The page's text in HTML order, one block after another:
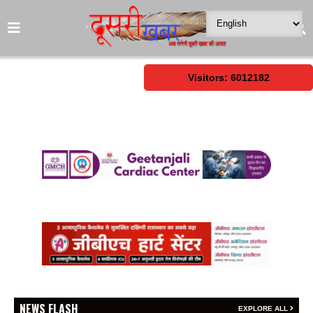
Visitors: 6012182
NEWS FLASH EXPLORE ALL